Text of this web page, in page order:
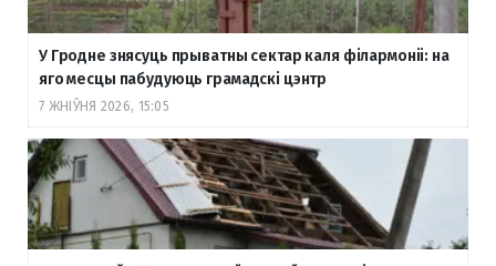
У Гродне знясуць прыватны сектар каля філармоніі: на
яго месцы пабудуюць грамадскі цэнтр
7 ЖНІЎНЯ 2026, 15:05